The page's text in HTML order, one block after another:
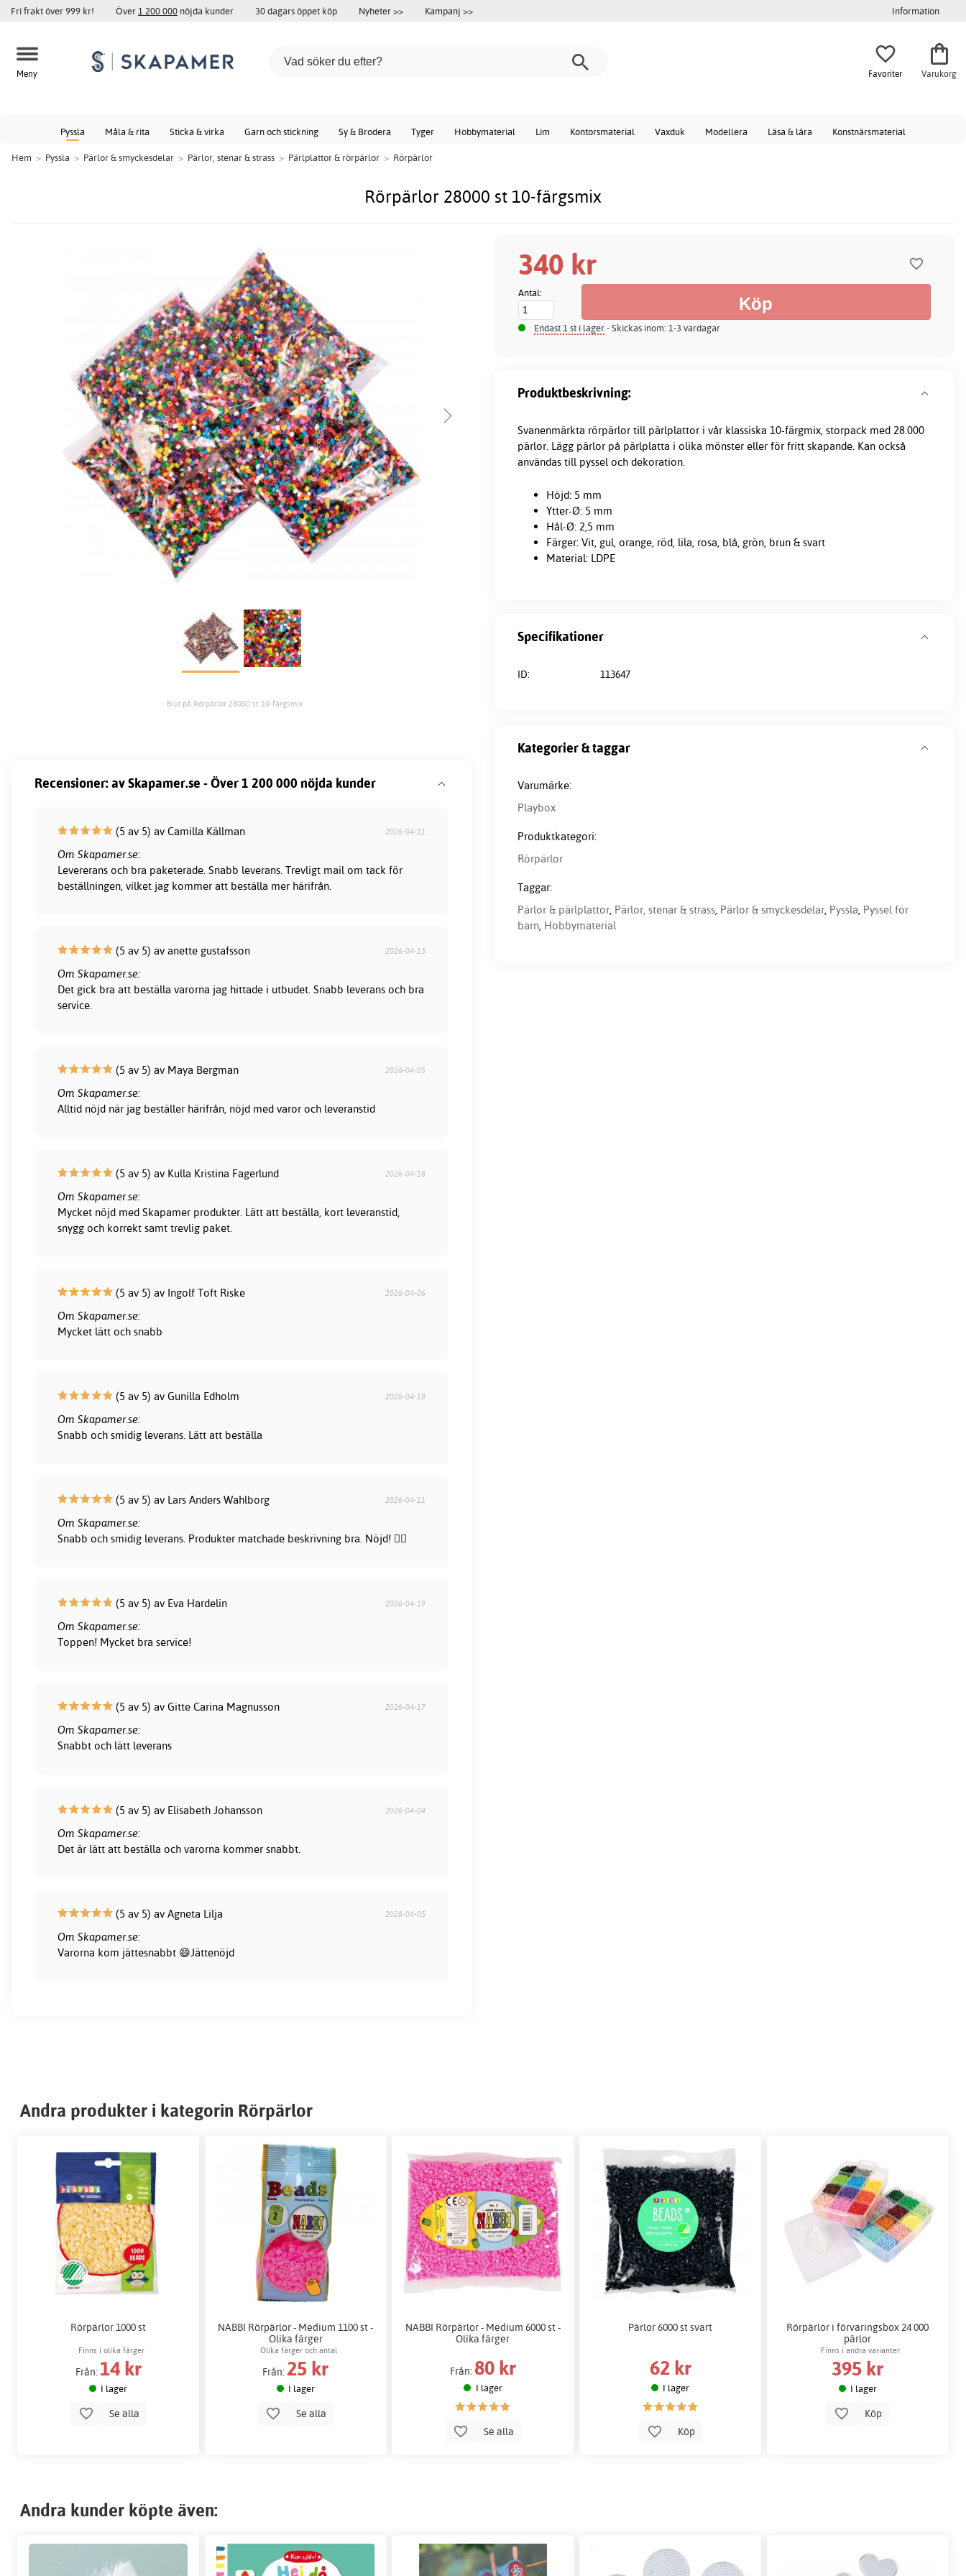
Fri frakt över 999 kr! Över1 200 000 nöjda kunder 30 dagars öppet köp Nyheter >> Kampanj >> Information
Meny Favoriter Varukorg
Pyssla Måla & rita Sticka & virka Garn och stickning Sy & Brodera Tyger Hobbymaterial Lim Kontorsmaterial Vaxduk Modellera Läsa & lära Konstnärsmaterial
Hem > Pyssla > Pärlor & smyckesdelar > Pärlor, stenar & strass > Pärlplattor & rörpärlor > Rörpärlor
Rörpärlor 28000 st 10-färgsmix
Bild på Rörpärlor 28000 st 10-färgsmix
340 kr
Antal:
Endast 1 st i lager- Skickas inom: 1-3 vardagar
Produktbeskrivning:
Svanenmärkta rörpärlor till pärlplattor i vår klassiska 10-färgmix, storpack med 28.000
pärlor. Lägg pärlor på pärlplatta i olika mönster eller för fritt skapande. Kan också
användas till pyssel och dekoration.
Höjd: 5 mm
Ytter-Ø: 5 mm
Hål-Ø: 2,5 mm
Färger: Vit, gul, orange, röd, lila, rosa, blå, grön, brun & svart
Material: LDPE
Specifikationer
ID: 113647
Kategorier & taggar
Varumärke:
Playbox
Produktkategori:
Rörpärlor
Taggar:
Pärlor & pärlplattor, Pärlor, stenar & strass, Pärlor & smyckesdelar, Pyssla, Pyssel för
barn, Hobbymaterial
Recensioner: av Skapamer.se - Över 1 200 000 nöjda kunder
(5 av 5) av Camilla Källman 2026-04-11
Om Skapamer.se:
Levererans och bra paketerade. Snabb leverans. Trevligt mail om tack för
beställningen, vilket jag kommer att beställa mer härifrån.
(5 av 5) av anette gustafsson 2026-04-13
Om Skapamer.se:
Det gick bra att beställa varorna jag hittade i utbudet. Snabb leverans och bra
service.
(5 av 5) av Maya Bergman 2026-04-05
Om Skapamer.se:
Alltid nöjd när jag beställer härifrån, nöjd med varor och leveranstid
(5 av 5) av Kulla Kristina Fagerlund 2026-04-18
Om Skapamer.se:
Mycket nöjd med Skapamer produkter. Lätt att beställa, kort leveranstid,
snygg och korrekt samt trevlig paket.
(5 av 5) av Ingolf Toft Riske 2026-04-06
Om Skapamer.se:
Mycket lätt och snabb
(5 av 5) av Gunilla Edholm 2026-04-18
Om Skapamer.se:
Snabb och smidig leverans. Lätt att beställa
(5 av 5) av Lars Anders Wahlborg 2026-04-11
Om Skapamer.se:
Snabb och smidig leverans. Produkter matchade beskrivning bra. Nöjd! 👍🏻
(5 av 5) av Eva Hardelin 2026-04-19
Om Skapamer.se:
Toppen! Mycket bra service!
(5 av 5) av Gitte Carina Magnusson 2026-04-17
Om Skapamer.se:
Snabbt och lätt leverans
(5 av 5) av Elisabeth Johansson 2026-04-04
Om Skapamer.se:
Det är lätt att beställa och varorna kommer snabbt.
(5 av 5) av Agneta Lilja 2026-04-05
Om Skapamer.se:
Varorna kom jättesnabbt 😄Jättenöjd
Andra produkter i kategorin Rörpärlor
Rörpärlor 1000 st
Finns i olika färger
Från: 14 kr
I lager
Se alla
NABBI Rörpärlor - Medium 1100 st -
Olika färger
Olika färger och antal
Från: 25 kr
I lager
Se alla
NABBI Rörpärlor - Medium 6000 st -
Olika färger
Från: 80 kr
I lager
Se alla
Pärlor 6000 st svart
62 kr
I lager
Köp
Rörpärlor i förvaringsbox 24 000
pärlor
Finns i andra varianter
395 kr
I lager
Köp
Andra kunder köpte även: